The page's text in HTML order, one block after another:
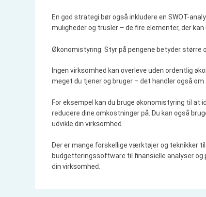
En god strategi bør også inkludere en SWOT-
muligheder og trusler – de fire elementer, der
Økonomistyring: Styr på pengene betyder større
Ingen virksomhed kan overleve uden ordentlig
meget du tjener og bruger – det handler også
For eksempel kan du bruge økonomistyring til at
reducere dine omkostninger på. Du kan også
udvikle din virksomhed.
Der er mange forskellige værktøjer og teknikker
budgetteringssoftware til finansielle analyser og
din virksomhed.